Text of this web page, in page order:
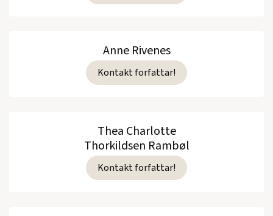
Anne Rivenes
Kontakt forfattar!
Thea Charlotte
Thorkildsen Rambøl
Kontakt forfattar!